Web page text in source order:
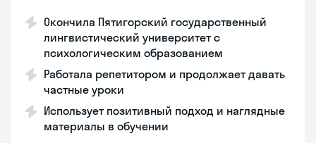
Окончила Пятигорский государственный
лингвистический университет с
психологическим образованием
Работала репетитором и продолжает давать
частные уроки
Использует позитивный подход и наглядные
материалы в обучении